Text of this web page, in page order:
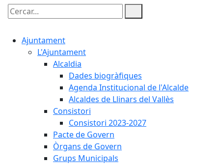
Cercar:
Ajuntament
L'Ajuntament
Alcaldia
Dades biogràfiques
Agenda Institucional de l'Alcalde
Alcaldes de Llinars del Vallès
Consistori
Consistori 2023-2027
Pacte de Govern
Òrgans de Govern
Grups Municipals